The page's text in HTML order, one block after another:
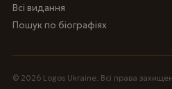
Всі видання
Пошук по біографіях
© 2026 Logos Ukraine. Всі права